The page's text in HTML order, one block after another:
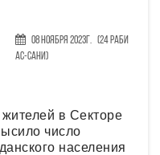
08 Ноября 2023г.
(24 Раби
ас-сани)
в Секторе
число
населения